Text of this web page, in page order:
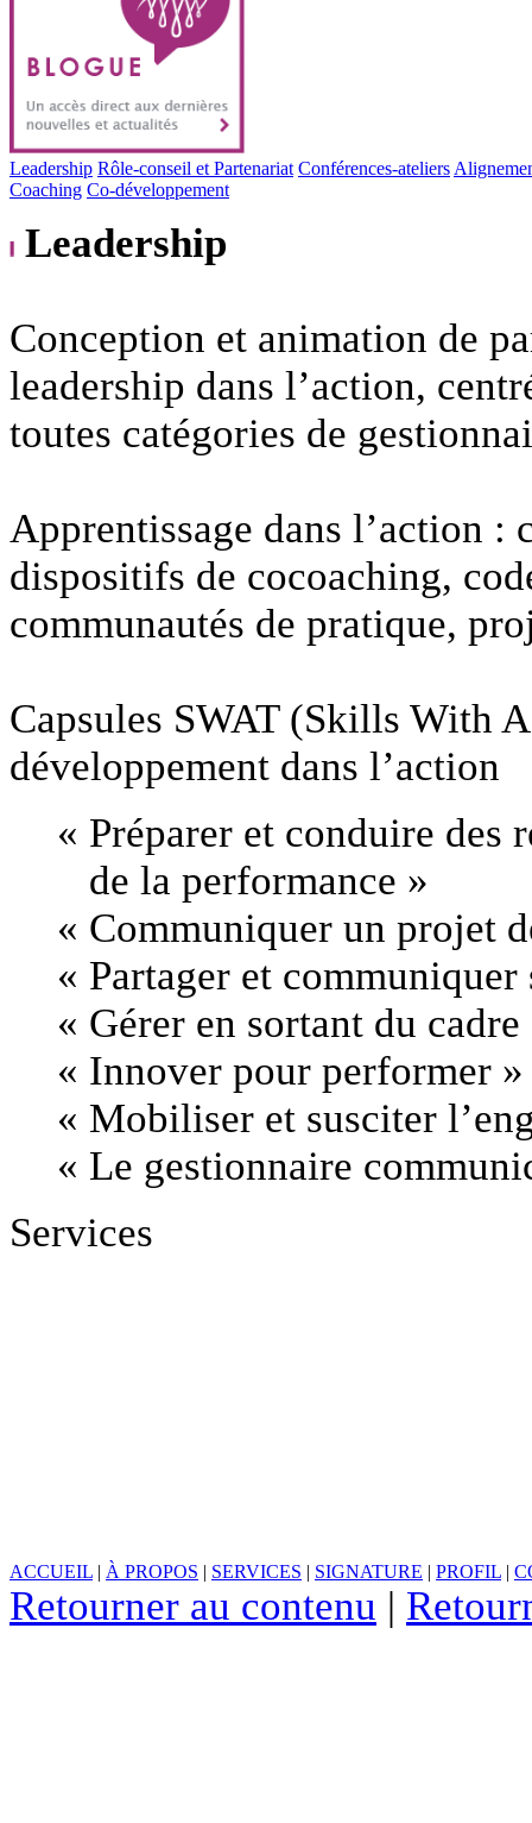
Leadership Rôle-conseil et Partenariat Conférences-ateliers
Coaching Co-développement
Leadership
Conception et animation de
leadership dans l’action,
toutes catégories de
Apprentissage dans l’action :
dispositifs de cocoaching,
communautés de pratique,
Capsules SWAT (Skills With
développement dans l’action
« Préparer et conduire des
de la performance »
« Communiquer un projet
« Partager et
« Gérer en sortant du cadre
« Innover pour performer »
« Mobiliser et susciter
« Le gestionnaire
Services
ACCUEIL À PROPOS SERVICES SIGNATURE PROFIL
Retourner au contenu |